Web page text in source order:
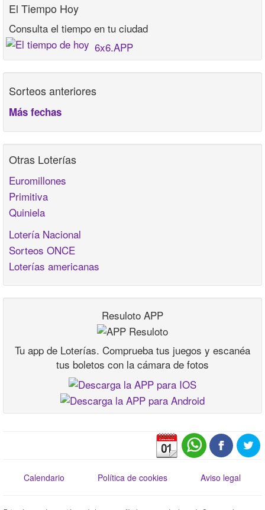
El Tiempo Hoy
Consulta el tiempo en tu ciudad
6x6.APP
Sorteos anteriores
Más fechas
Otras Loterías
Euromillones
Primitiva
Quiniela
Lotería Nacional
Sorteos ONCE
Loterías americanas
Resuloto APP
Tu app de Loterías. Comprueba tus juegos y escanéa
tus boletos con la cámara de fotos
Calendario Política de cookies Aviso legal